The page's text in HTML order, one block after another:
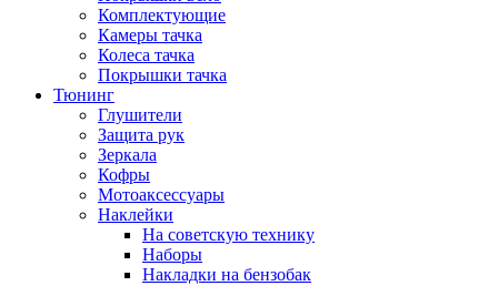
Комплектующие
Камеры тачка
Колеса тачка
Покрышки тачка
Тюнинг
Глушители
Защита рук
Зеркала
Кофры
Мотоаксессуары
Наклейки
На советскую технику
Наборы
Накладки на бензобак